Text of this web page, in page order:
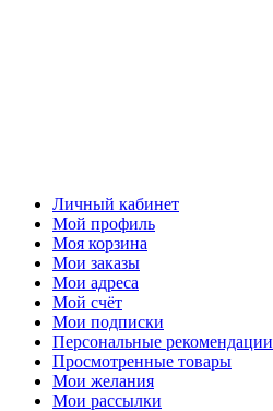
Личный кабинет
Мой профиль
Моя корзина
Мои заказы
Мои адреса
Мой счёт
Мои подписки
Персональные рекомендации
Просмотренные товары
Мои желания
Мои рассылки